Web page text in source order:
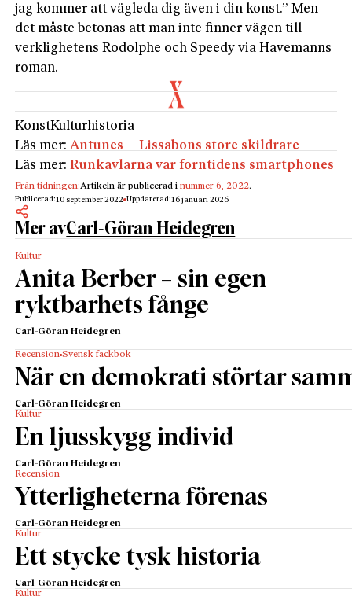
jag kommer att vägleda dig även i din konst.” Men
det måste betonas att man inte finner vägen till
verklighetens Rodolphe och Speedy via Havemanns
roman.
KonstKulturhistoria
Läs mer:Antunes – Lissabons store skildrare
Läs mer:Runkavlarna var forntidens smartphones
Från tidningen:Artikeln är publicerad inummer 6, 2022.
Publicerad:10 september 2022 Uppdaterad:16 januari 2026
Mer avCarl-Göran Heidegren
Kultur
Anita Berber – sin egen
ryktbarhets fånge
Carl-Göran Heidegren
Recension Svensk fackbok
När en demokrati störtar
Carl-Göran Heidegren
Kultur
En ljusskygg individ
Carl-Göran Heidegren
Recension
Ytterligheterna förenas
Carl-Göran Heidegren
Kultur
Ett stycke tysk historia
Carl-Göran Heidegren
Kultur